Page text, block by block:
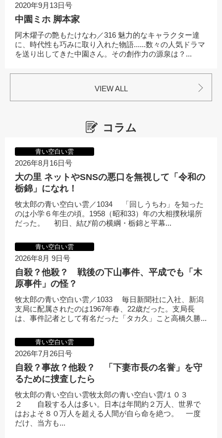
2020年9月13日号
中園ミホ 脚本家
阿木燿子の艶もたけなわ／316 魅力的なキャラクター達
に、時代性も巧みに取り入れた物語......数々の人気ドラマ
を送り出してきた中園さん。その創作力の源泉は？...
VIEW ALL
コラム
青い空白い雲
2026年8月16日号
大の里 ネットやSNSの悪口を無視して「令和の
栃錦」になれ！
牧太郎の青い空白い雲／1034 「回しうちわ」を知った
のは小学６年生の頃。1958（昭和33）年の大相撲秋場所
だった。 初日、結び前の横綱・栃錦と平幕...
青い空白い雲
2026年8月 9日号
自殺？他殺？ 戦後の下山事件、平成でも「木
原事件」の怪？
牧太郎の青い空白い雲／1033 毎日新聞社に入社、新潟
支局に配属されたのは1967年春、22歳だった。支局長
は、事件記者として有名だった「タカ久」こと高橋久勝...
青い空白い雲
2026年7月26日号
自殺？事故？他殺？ 「下妻市長の名誉」を守
るために捜査したら
牧太郎の青い空白い雲牧太郎の青い空白い雲/１０３
２ 自殺する人は多い。日本は年間約２万人、世界で
はおよそ８０万人を超える人間が自ら命を絶つ。 一度
だけ、当方も...